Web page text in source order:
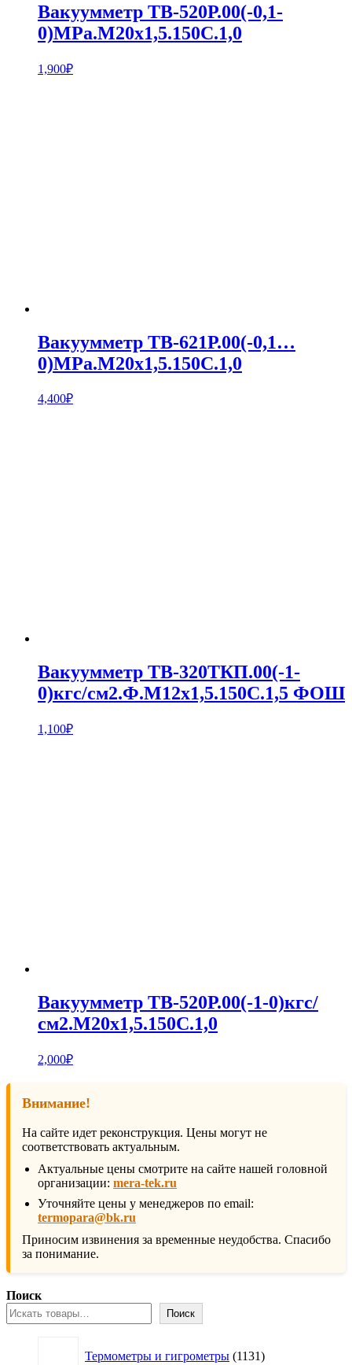
Вакуумметр ТВ-520Р.00(-0,1-
0)MPa.М20х1,5.150С.1,0
1,900₽
Вакуумметр ТВ-621Р.00(-0,1…
0)MPa.М20х1,5.150С.1,0
4,400₽
Вакуумметр ТВ-320ТКП.00(-1-
0)кгс/см2.Ф.М12х1,5.150С.1,5 ФОШ
1,100₽
Вакуумметр ТВ-520Р.00(-1-0)кгс/
см2.М20х1,5.150С.1,0
2,000₽
Внимание!
На сайте идет реконструкция. Цены могут не
соответствовать актуальным.
Актуальные цены смотрите на сайте нашей головной
организации: mera-tek.ru
Уточняйте цены у менеджеров по email:
termopara@bk.ru
Приносим извинения за временные неудобства. Спасибо
за понимание.
Поиск
Поиск
Термометры и гигрометры 1131товар